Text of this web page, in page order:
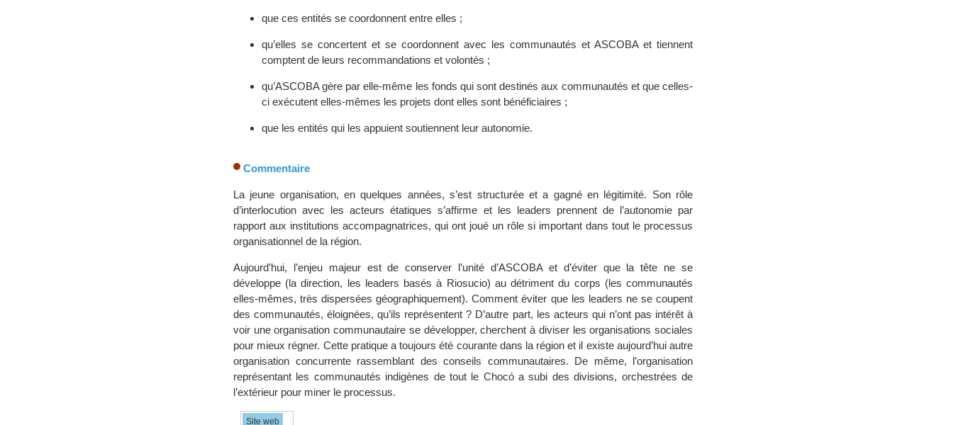
que ces entités se coordonnent entre elles ;
qu’elles se concertent et se coordonnent avec les communautés et ASCOBA et tiennent
comptent de leurs recommandations et volontés ;
qu’ASCOBA gère par elle-même les fonds qui sont destinés aux communautés et que celles-
ci exécutent elles-mêmes les projets dont elles sont bénéficiaires ;
que les entités qui les appuient soutiennent leur autonomie.
Commentaire
La jeune organisation, en quelques années, s’est structurée et a gagné en légitimité. Son rôle
d’interlocution avec les acteurs étatiques s’affirme et les leaders prennent de l’autonomie par
rapport aux institutions accompagnatrices, qui ont joué un rôle si important dans tout le processus
organisationnel de la région.
Aujourd’hui, l’enjeu majeur est de conserver l’unité d’ASCOBA et d’éviter que la tête ne se
développe (la direction, les leaders basés à Riosucio) au détriment du corps (les communautés
elles-mêmes, très dispersées géographiquement). Comment éviter que les leaders ne se coupent
des communautés, éloignées, qu’ils représentent ? D’autre part, les acteurs qui n’ont pas intérêt à
voir une organisation communautaire se développer, cherchent à diviser les organisations sociales
pour mieux régner. Cette pratique a toujours été courante dans la région et il existe aujourd’hui autre
organisation concurrente rassemblant des conseils communautaires. De même, l’organisation
représentant les communautés indigènes de tout le Chocó a subi des divisions, orchestrées de
l’extérieur pour miner le processus.
Site web